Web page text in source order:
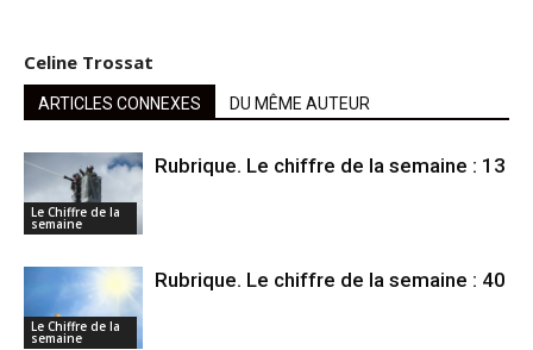
Celine Trossat
ARTICLES CONNEXES DU MÊME AUTEUR
Le Chiffre de la
semaine
Rubrique. Le chiffre de la semaine : 13
Le Chiffre de la
semaine
Rubrique. Le chiffre de la semaine : 40